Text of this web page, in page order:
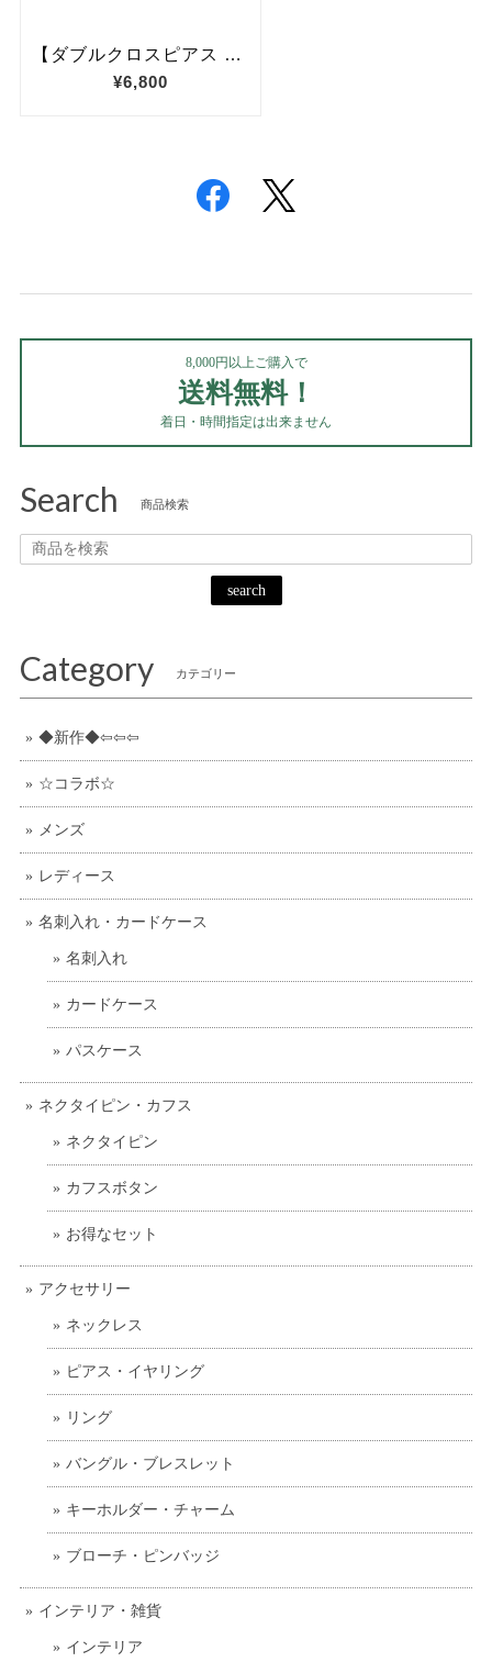
8,000円以上ご購入で
送料無料！
着日・時間指定は出来ません
Search 商品検索
search
Category カテゴリー
◆新作◆⇦⇦⇦
☆コラボ☆
メンズ
レディース
名刺入れ・カードケース
名刺入れ
カードケース
パスケース
ネクタイピン・カフス
ネクタイピン
カフスボタン
お得なセット
アクセサリー
ネックレス
ピアス・イヤリング
リング
バングル・ブレスレット
キーホルダー・チャーム
ブローチ・ピンバッジ
インテリア・雑貨
インテリア